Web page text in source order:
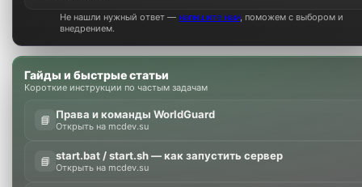
Не нашли нужный ответ —напишите нам , поможем с выбором и
внедрением.
Гайды и быстрые статьи
Короткие инструкции по частым задачам
📘 Права и команды WorldGuard
Открыть на mcdev.su
📘 start.bat / start.sh — как запустить сервер
Открыть на mcdev.su